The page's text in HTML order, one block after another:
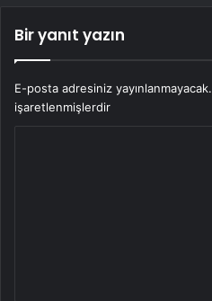
Bir yanıt yazın
E-posta adresiniz yayınlanmayacak.
işaretlenmişlerdir